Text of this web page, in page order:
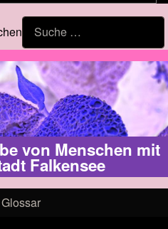
von Menschen mit
Falkensee
Glossar